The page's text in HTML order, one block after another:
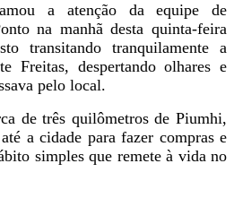
a atenção da equipe de
na manhã desta quinta-feira
transitando tranquilamente a
Freitas, despertando olhares e
pelo local.
de três quilômetros de Piumhi,
a cidade para fazer compras e
simples que remete à vida no